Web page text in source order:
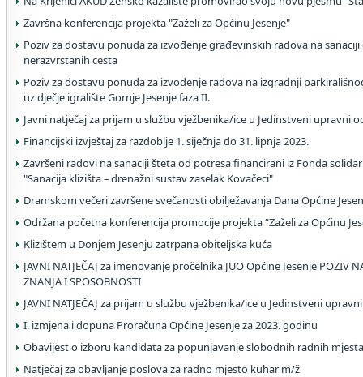
Završna konferencija projekta "Zaželi za Općinu Jesenje"
Poziv za dostavu ponuda za izvođenje građevinskih radova na
nerazvrstanih cesta
Poziv za dostavu ponuda za izvođenje radova na izgradnji
uz dječje igralište Gornje Jesenje faza II.
Javni natječaj za prijam u službu vježbenika/ice u Jedinstveni upravni
Financijski izvještaj za razdoblje 1. siječnja do 31. lipnja 2023.
Završeni radovi na sanaciji šteta od potresa financirani iz Fonda
"Sanacija klizišta – drenažni sustav zaselak Kovačeci"
Dramskom večeri završene svečanosti obilježavanja Dana Općine
Održana početna konferencija promocije projekta “Zaželi za Općinu
Klizištem u Donjem Jesenju zatrpana obiteljska kuća
JAVNI NATJEČAJ za imenovanje pročelnika JUO Općine Jesenje POZIV
ZNANJA I SPOSOBNOSTI
JAVNI NATJEČAJ za prijam u službu vježbenika/ice u Jedinstveni
I. izmjena i dopuna Proračuna Općine Jesenje za 2023. godinu
Obavijest o izboru kandidata za popunjavanje slobodnih radnih mjesta
Natječaj za obavljanje poslova za radno mjesto kuhar m/ž